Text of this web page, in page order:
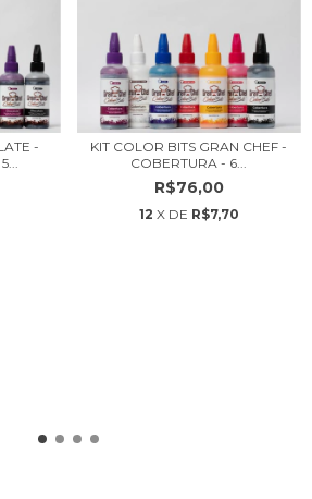
-
KIT COLOR BITS GRAN CHEF -
COBERTURA - 6...
R$76,00
12 X DE R$7,70